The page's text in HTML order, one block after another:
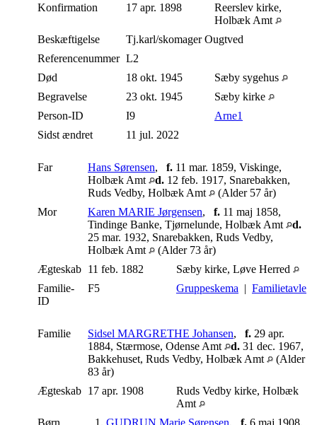
Konfirmation
17 apr. 1898
Reerslev kirke,
Holbæk Amt
Beskæftigelse
Tj.karl/skomager Ougtved
Referencenummer L2
Død
18 okt. 1945
Sæby sygehus
Begravelse
23 okt. 1945
Sæby kirke
Person-ID
I9
Arne1
Sidst ændret
11 jul. 2022
Far Hans Sørensen, f. 11 mar. 1859, Viskinge,
Holbæk Amt
d. 12 feb. 1917, Snarebakken,
Ruds Vedby, Holbæk Amt
(Alder 57 år)
Mor
Karen MARIE Jørgensen, f. 11 maj 1858,
Tindinge Banke, Tjørnelunde, Holbæk Amt
d.
25 mar. 1932, Snarebakken, Ruds Vedby,
Holbæk Amt
(Alder 73 år)
Ægteskab 11 feb. 1882
Sæby kirke, Løve Herred
Familie-
ID
F5 Gruppeskema | Familietavle
Familie Sidsel MARGRETHE Johansen, f. 29 apr.
1884, Stærmose, Odense Amt
d. 31 dec. 1967,
Bakkehuset, Ruds Vedby, Holbæk Amt
(Alder
83 år)
Ægteskab 17 apr. 1908
Ruds Vedby kirke, Holbæk
Amt
Børn
1. GUDRUN Marie Sørensen, f. 6 maj 1908,